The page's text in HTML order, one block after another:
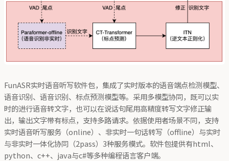
FunASR实时语音听写软件包，集成了实时版本的语音端点检测模型、
语音识别、语音识别、标点预测模型等。采用多模型协同，既可以实
时的进行语音转文字，也可以在说话句尾用高精度转写文字修正输
出，输出文字带有标点，支持多路请求。依据使用者场景不同，支持
实时语音听写服务（online）、非实时一句话转写（offline）与实时
与非实时一体化协同（2pass）3种服务模式。软件包提供有html、
python、c++、java与c#等多种编程语言客户端。